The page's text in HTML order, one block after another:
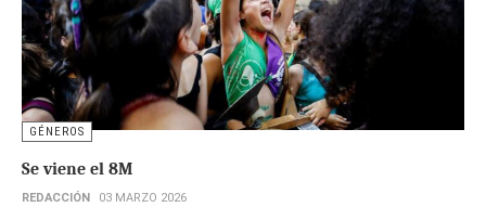
GÉNEROS
Se viene el 8M
REDACCIÓN 03 MARZO 2026